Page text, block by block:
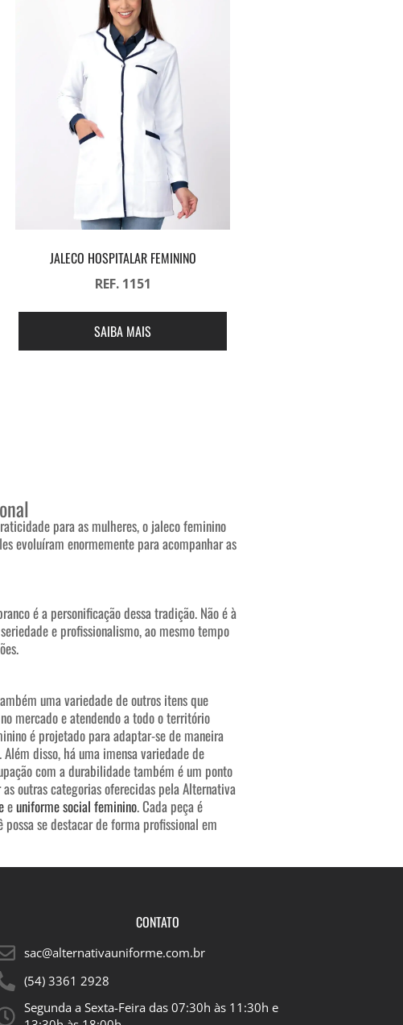
JALECO HOSPITALAR FEMININO
REF. 1151
SAIBA MAIS
para as mulheres, o jaleco feminino
evoluíram enormemente para acompanhar as
é a personificação dessa tradição. Não é à
e profissionalismo, ao mesmo tempo
uma variedade de outros itens que
mercado e atendendo a todo o território
é projetado para adaptar-se de maneira
disso, há uma imensa variedade de
com a durabilidade também é um ponto
outras categorias oferecidas pela Alternativa
euniforme social feminino. Cada peça é
se destacar de forma profissional em
CONTATO
sac@alternativauniforme.com.br
(54) 3361 2928
Segunda a Sexta-Feira das 07:30h às 11:30h e